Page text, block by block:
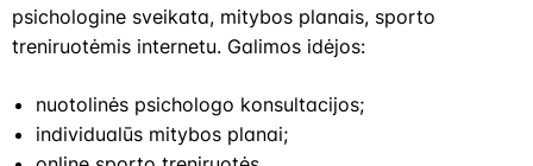
psichologine sveikata, mitybos planais, sporto
treniruotėmis internetu. Galimos idėjos:
nuotolinės psichologo konsultacijos;
individualūs mitybos planai;